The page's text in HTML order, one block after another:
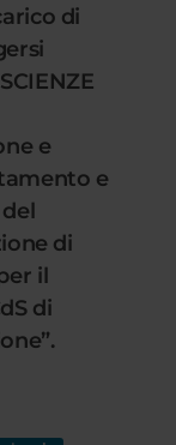
di
e
e
di
il
di